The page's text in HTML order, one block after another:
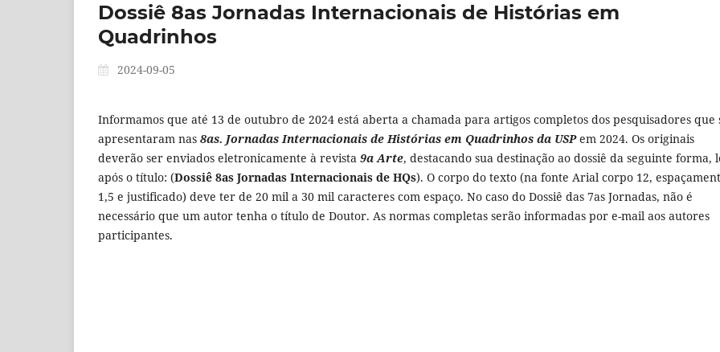
Dossiê 8as Jornadas Internacionais de Histórias em
Quadrinhos
2024-09-05
Informamos que até 13 de outubro de 2024 está aberta a chamada para artigos completos dos pesquisadores que
apresentaram nas 8as. Jornadas Internacionais de Histórias em Quadrinhos da USPem 2024. Os originais
deverão ser enviados eletronicamente à revista 9a Arte, destacando sua destinação ao dossiê da seguinte forma,
após o título: (Dossiê 8as Jornadas Internacionais de HQs). O corpo do texto (na fonte Arial corpo 12,
1,5 e justificado) deve ter de 20 mil a 30 mil caracteres com espaço. No caso do Dossiê das 7as Jornadas, não é
necessário que um autor tenha o título de Doutor. As normas completas serão informadas por e-mail aos autores
participantes.